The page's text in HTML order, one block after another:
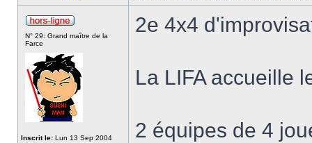
N° 29: Grand maître de la
Farce
Inscrit le: Lun 13 Sep 2004
2e 4x4
La LIFA accueille
2 équipes de 4